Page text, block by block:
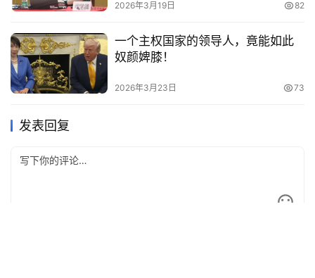
2026年3月19日 82
一个主权国家的领导人，竟能如此
奴颜婢膝！
2026年3月23日 73
发表回复